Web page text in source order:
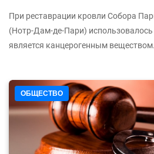
При реставрации кровли Собора
(Нотр-Дам-де-Пари)
является канцерогенным веществом.
ОБЩЕСТВО